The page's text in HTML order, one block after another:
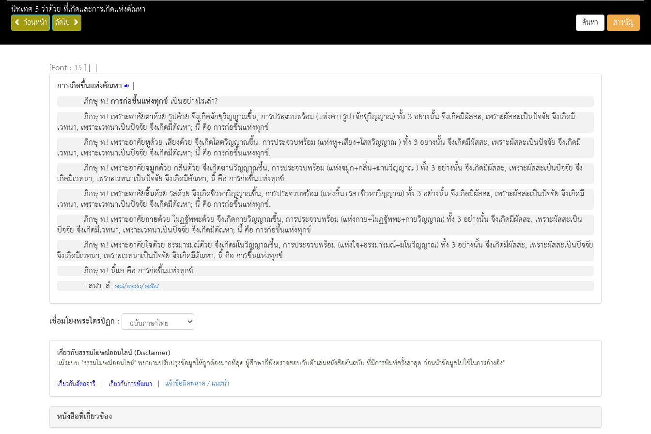
นิทเทศ 5 ว่าด้วย ที่เกิดและการเกิดแห่งตัณหา
ก่อนหน้า ถัดไป ค้นหา สารบัญ
[Font : 15 ] | |
การเกิดขึ้นแห่งตัณหา |
ภิกษุ ท.!การก่อขึ้นแห่งทุกข์ เป็นอย่างไรเล่า?
ภิกษุ ท.! เพราะอาศัยตาด้วย รูปด้วย จึงเกิดจักขุวิญญาณขึ้น, การประจวบพร้อม (แห่งตา+รูป+จักขุวิญญาณ) ทั้ง 3 อย่างนั้น จึงเกิดมีผัสสะ, เพราะผัสสะเป็นปัจจัย จึงเกิดมี
เวทนา, เพราะเวทนาเป็นปัจจัย จึงเกิดมีตัณหา; นี้ คือ การก่อขึ้นแห่งทุกข์
ภิกษุ ท.! เพราะอาศัยหูด้วย เสียงด้วย จึงเกิดโสตวิญญาณขึ้น. การประจวบพร้อม (แห่งหู+เสียง+โสตวิญญาณ ) ทั้ง 3 อย่างนั้น จึงเกิดมีผัสสะ, เพราะผัสสะเป็นปัจจัย จึงเกิดมี
เวทนา, เพราะเวทนาเป็นปัจจัย จึงเกิดมีตัณหา; นี้ คือ การก่อขึ้นแห่งทุกข์.
ภิกษุ ท.! เพราะอาศัยจมูกด้วย กลิ่นด้วย จึงเกิดฆานวิญญาณขึ้น, การประจวบพร้อม (แห่งจมูก+กลิ่น+ฆานวิญญาณ ) ทั้ง 3 อย่างนั้น จึงเกิดมีผัสสะ, เพราะผัสสะเป็นปัจจัย จึง
เกิดมีเวทนา, เพราะเวทนาเป็นปัจจัย จึงเกิดมีตัณหา; นี้ คือ การก่อขึ้นแห่งทุกข์
ภิกษุ ท.! เพราะอาศัยลิ้นด้วย รสด้วย จึงเกิดชิวหาวิญญาณขึ้น, การประจวบพร้อม (แห่งลิ้น+รส+ชิวหาวิญญาณ) ทั้ง 3 อย่างนั้น จึงเกิดมีผัสสะ, เพราะผัสสะเป็นปัจจัย จึงเกิดมี
เวทนา, เพราะเวทนาเป็นปัจจัย จึงเกิดมีตัณหา; นี้ คือ การก่อขึ้นแห่งทุกข์.
ภิกษุ ท.! เพราะอาศัยกายด้วย โผฏฐัพพะด้วย จึงเกิดกายวิญญาณขึ้น, การประจวบพร้อม (แห่งกาย+โผฏฐัพพะ+กายวิญญาณ) ทั้ง 3 อย่างนั้น จึงเกิดมีผัสสะ, เพราะผัสสะเป็น
ปัจจัย จึงเกิดมีเวทนา, เพราะเวทนาเป็นปัจจัย จึงเกิดมีตัณหา; นี้ คือ การก่อขึ้นแห่งทุกข์
ภิกษุ ท.! เพราะอาศัยใจด้วย ธรรมารมณ์ด้วย จึงเกิดมโนวิญญาณขึ้น, การประจวบพร้อม (แห่งใจ+ธรรมารมณ์+มโนวิญญาณ) ทั้ง 3 อย่างนั้น จึงเกิดมีผัสสะ, เพราะผัสสะเป็นปัจจัย
จึงเกิดมีเวทนา, เพราะเวทนาเป็นปัจจัย จึงเกิดมีตัณหา; นี้ คือ การขึ้นแห่งทุกข์.
ภิกษุ ท.! นี้แล คือ การก่อขึ้นแห่งทุกข์.
- สฬา. สํ.๑๘/๑๐๖/๑๕๔.
เชื่อมโยงพระไตรปิฏก :
เกี่ยวกับธรรมโฆษณ์ออนไลน์ (Disclaimer)
แม้ระบบ "ธรรมโฆษณ์ออนไลน์" พยายามปรับปรุงข้อมูลให้ถูกต้องมากที่สุด ผู้ศึกษาก็พึงตรวจสอบกับตัวเล่มหนังสือต้นฉบับ ที่มีการพิมพ์ครั้งล่าสุด ก่อนนำข้อมูลไปใช้ในการอ้างอิง"
เกี่ยวกับอัตถจารี | เกี่ยวกับการพัฒนา | แจ้งข้อผิดพลาด / แนะนำ
หนังสือที่เกี่ยวข้อง